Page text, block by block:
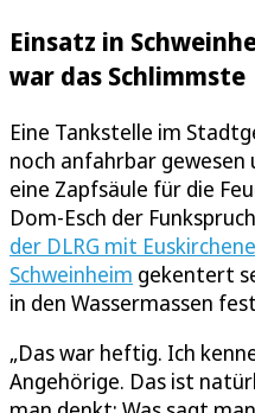
Einsatz in
war das Schlimmste
Eine Tankstelle im
noch anfahrbar
eine Zapfsäule für die
Dom-Esch der
der DLRG mit
Schweinheim gekentert
in den Wassermassen
„Das war heftig. Ich
Angehörige. Das ist